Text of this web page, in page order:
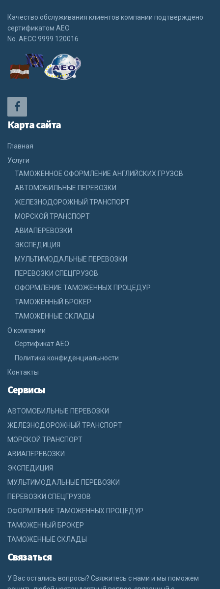
Качество обслуживания клиентов компании подтверждено
сертификатом АЕО
No. АЕСС 9999 120016
Карта сайта
Главная
Услуги
ТАМОЖЕННОЕ ОФОРМЛЕНИЕ АНГЛИЙСКИХ ГРУЗОВ
АВТОМОБИЛЬНЫЕ ПЕРЕВОЗКИ
ЖЕЛЕЗНОДОРОЖНЫЙ ТРАНСПОРТ
МОРСКОЙ ТРАНСПОРТ
АВИАПЕРЕВОЗКИ
ЭКСПЕДИЦИЯ
МУЛЬТИМОДАЛЬНЫЕ ПЕРЕВОЗКИ
ПЕРЕВОЗКИ СПЕЦГРУЗОВ
ОФОРМЛЕНИЕ ТАМОЖЕННЫХ ПРОЦЕДУР
ТАМОЖЕННЫЙ БРОКЕР
ТАМОЖЕННЫЕ СКЛАДЫ
О компании
Сертификат АЕО
Политика конфиденциальности
Контакты
Сервисы
АВТОМОБИЛЬНЫЕ ПЕРЕВОЗКИ
ЖЕЛЕЗНОДОРОЖНЫЙ ТРАНСПОРТ
МОРСКОЙ ТРАНСПОРТ
АВИАПЕРЕВОЗКИ
ЭКСПЕДИЦИЯ
МУЛЬТИМОДАЛЬНЫЕ ПЕРЕВОЗКИ
ПЕРЕВОЗКИ СПЕЦГРУЗОВ
ОФОРМЛЕНИЕ ТАМОЖЕННЫХ ПРОЦЕДУР
ТАМОЖЕННЫЙ БРОКЕР
ТАМОЖЕННЫЕ СКЛАДЫ
Связаться
У Вас остались вопросы? Свяжитесь с нами и мы поможем